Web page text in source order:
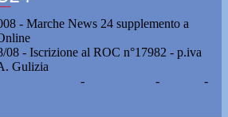
- Marche News 24 supplemento a
08 - Iscrizione al ROC n°17982 - p.iva
Gulizia
- -
-